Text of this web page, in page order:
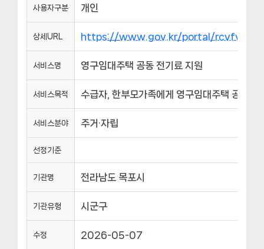
사용자구분 개인
상세URL https://www.gov.kr/portal/
서비스명 영구임대주택 공동 전기료 지원
서비스목적 수급자, 한부모가족에게 영구임대주택 공동 전
서비스분야 주거·자립
선정기준
기관명 전라남도 목포시
기관유형 시군구
수정 2026-05-07